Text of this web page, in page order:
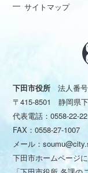
サイトマップ
下田市役所 法人番
〒415-8501 静岡県
代表電話：0558-22-
FAX：0558-27-1007
メール：
下田市ホームページ